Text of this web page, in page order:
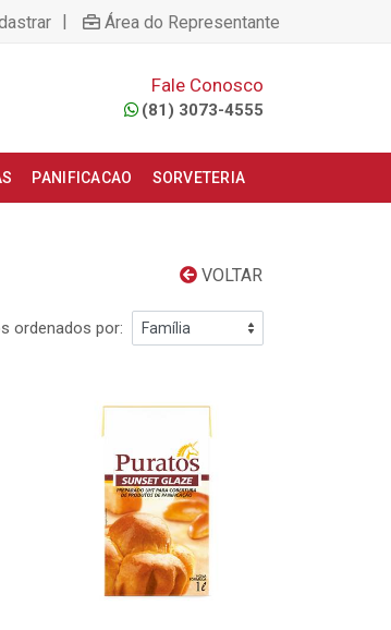
| Área do Representante
Fale Conosco
(81) 3073-4555
PANIFICACAO SORVETERIA
VOLTAR
ordenados por: